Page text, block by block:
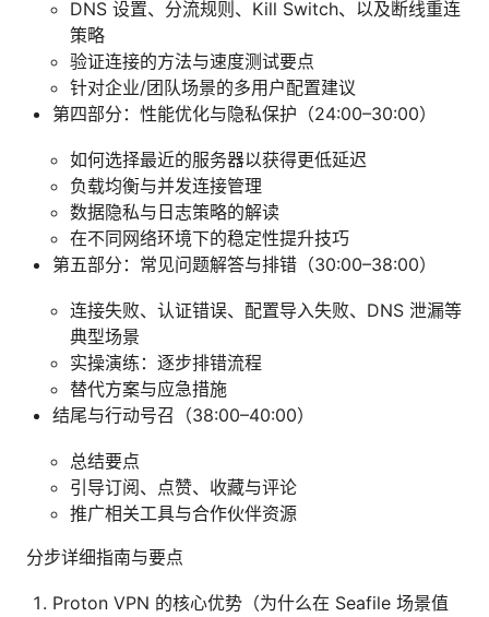
DNS 设置、分流规则、Kill Switch、以及断线重连
策略
验证连接的方法与速度测试要点
针对企业/团队场景的多用户配置建议
第四部分：性能优化与隐私保护（24:00–30:00）
如何选择最近的服务器以获得更低延迟
负载均衡与并发连接管理
数据隐私与日志策略的解读
在不同网络环境下的稳定性提升技巧
第五部分：常见问题解答与排错（30:00–38:00）
连接失败、认证错误、配置导入失败、DNS 泄漏等
典型场景
实操演练：逐步排错流程
替代方案与应急措施
结尾与行动号召（38:00–40:00）
总结要点
引导订阅、点赞、收藏与评论
推广相关工具与合作伙伴资源
分步详细指南与要点
Proton VPN 的核心优势（为什么在 Seafile 场景值